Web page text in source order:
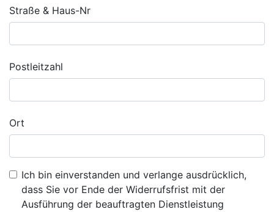
Straße & Haus-Nr
Postleitzahl
Ort
Ich bin einverstanden und verlange ausdrücklich,
dass Sie vor Ende der Widerrufsfrist mit der
Ausführung der beauftragten Dienstleistung